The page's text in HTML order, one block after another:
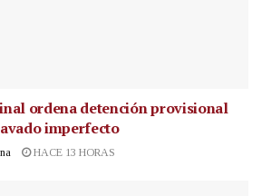
ordena detención provisional
imperfecto
HACE 13 HORAS